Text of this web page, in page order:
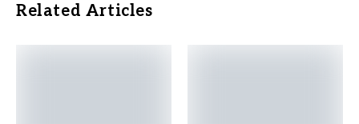
Related Articles